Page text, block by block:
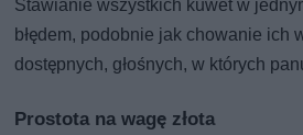
Stawianie wszystkich kuwet w
błędem, podobnie jak chowanie ich
dostępnych, głośnych, w których
Prostota na wagę złota